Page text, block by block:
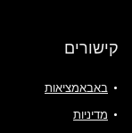
קישורים
באבאמציאות
מדיניות